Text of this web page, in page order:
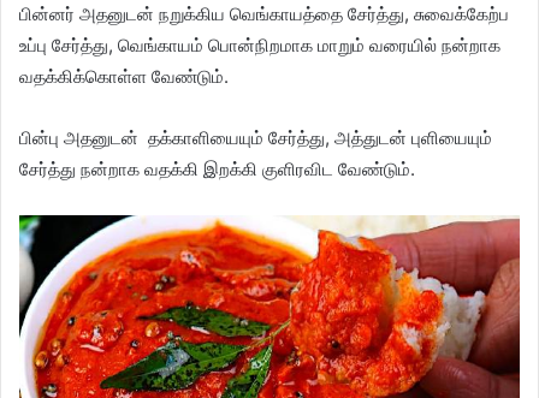
பின்னர் அதனுடன் நறுக்கிய வெங்காயத்தை சேர்த்து, சுவைக்கேற்ப
உப்பு சேர்த்து, வெங்காயம் பொன்நிறமாக மாறும் வரையில் நன்றாக
வதக்கிக்கொள்ள வேண்டும்.
பின்பு அதனுடன் தக்காளியையும் சேர்த்து, அத்துடன் புளியையும்
சேர்த்து நன்றாக வதக்கி இறக்கி குளிரவிட வேண்டும்.